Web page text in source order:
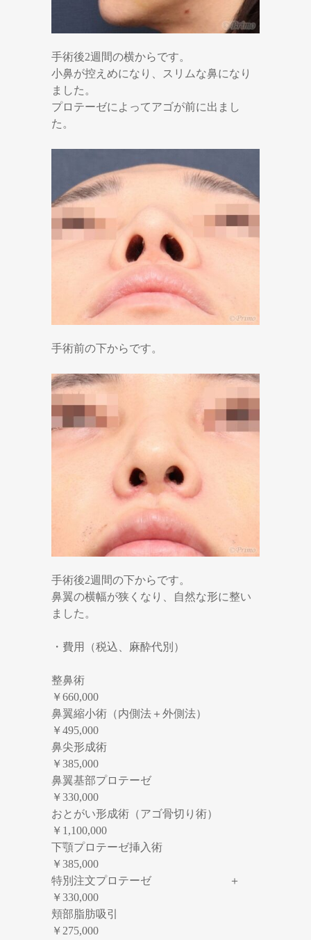
手術後2週間の横からです。
小鼻が控えめになり、スリムな鼻になり
ました。
プロテーゼによってアゴが前に出まし
た。
手術前の下からです。
手術後2週間の下からです。
鼻翼の横幅が狭くなり、自然な形に整い
ました。
・費用（税込、麻酔代別）
整鼻術
￥660,000
鼻翼縮小術（内側法＋外側法）
￥495,000
鼻尖形成術
￥385,000
鼻翼基部プロテーゼ
￥330,000
おとがい形成術（アゴ骨切り術）
￥1,100,000
下顎プロテーゼ挿入術
￥385,000
特別注文プロテーゼ ＋
￥330,000
頬部脂肪吸引
￥275,000